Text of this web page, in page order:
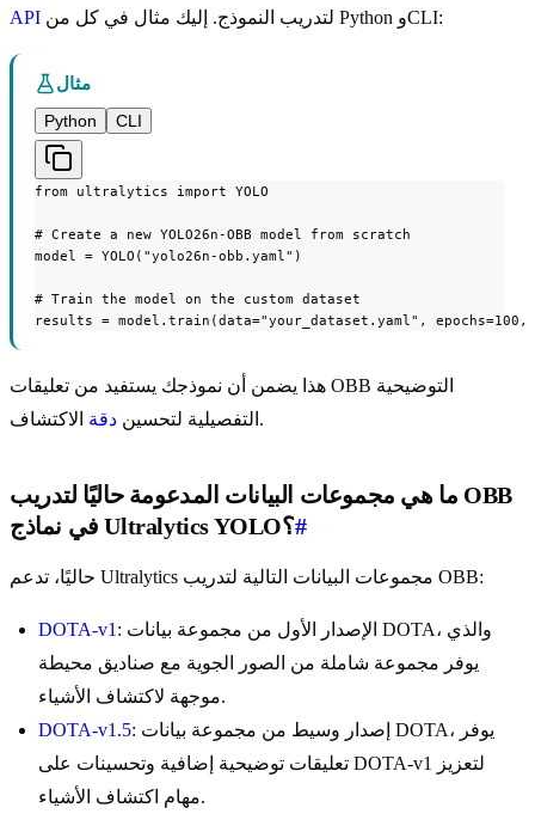
API
لتدريب النموذج. إليك مثال في كل من Python وCLI:
مثال
Python
CLI
from ultralytics import YOLO
# Create a new YOLO26n-OBB model from scratch
model = YOLO("yolo26n-obb.yaml")
# Train the model on the custom dataset
results = model.train(data="your_dataset.yaml", epochs=100,
هذا يضمن أن نموذجك يستفيد من تعليقات OBB التوضيحية
التفصيلية لتحسين دقة الاكتشاف.
ما هي مجموعات البيانات المدعومة حاليًا لتدريب OBB
في نماذج Ultralytics YOLO؟#
حاليًا، تدعم Ultralytics مجموعات البيانات التالية لتدريب OBB:
DOTA-v1 : الإصدار الأول من مجموعة بيانات DOTA، والذي
يوفر مجموعة شاملة من الصور الجوية مع صناديق محيطة
موجهة لاكتشاف الأشياء.
DOTA-v1.5: إصدار وسيط من مجموعة بيانات DOTA، يوفر
تعليقات توضيحية إضافية وتحسينات على DOTA-v1 لتعزيز
مهام اكتشاف الأشياء.